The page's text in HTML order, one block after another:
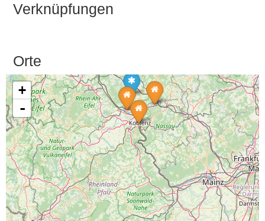
Verknüpfungen
Orte
+
-